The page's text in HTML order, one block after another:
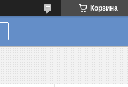
Корзина